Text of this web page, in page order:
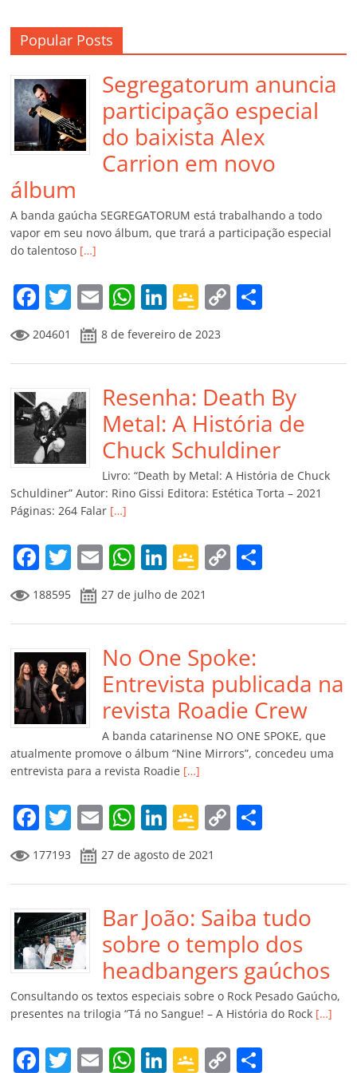
Popular Posts
Segregatorum anuncia
participação especial
do baixista Alex
Carrion em novo
álbum
A banda gaúcha SEGREGATORUM está trabalhando a todo
vapor em seu novo álbum, que trará a participação especial
do talentoso […]
F
a
c
e
b
o
o
k
T
w
itt
er
E
m
ai
l
W
at
s
A
p
p
Li
k
e
dI
n
G
o
o
gl
e
Cl
a
ss
ro
m
C
y
Li
n
k
p
ar
til
h
ar
204601 8 de fevereiro de 2023
Resenha: Death By
Metal: A História de
Chuck Schuldiner
Livro: “Death by Metal: A História de Chuck
Schuldiner” Autor: Rino Gissi Editora: Estética Torta – 2021
Páginas: 264 Falar […]
F
a
c
e
b
o
o
k
T
w
itt
er
E
m
ai
l
W
h
at
s
A
p
p
Li
n
k
e
dI
n
G
o
o
gl
e
Cl
a
ss
ro
o
m
C
y
Li
n
k
p
til
h
ar
188595 27 de julho de 2021
No One Spoke:
Entrevista publicada na
revista Roadie Crew
A banda catarinense NO ONE SPOKE, que
atualmente promove o álbum “Nine Mirrors”, concedeu uma
entrevista para a revista Roadie […]
F
a
c
e
b
o
o
k
T
w
itt
er
E
m
ai
l
W
at
s
A
p
p
Li
n
k
e
dI
n
G
o
o
gl
e
Cl
a
ss
ro
o
C
y
Li
n
k
p
ar
til
h
ar
177193 27 de agosto de 2021
Bar João: Saiba tudo
sobre o templo dos
headbangers gaúchos
Consultando os textos especiais sobre o Rock Pesado Gaúcho,
presentes na trilogia “Tá no Sangue! – A História do Rock […]
F T E W Li G C